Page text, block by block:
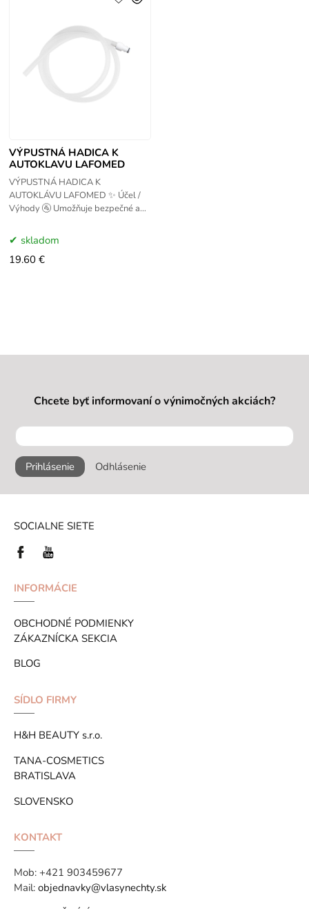
VÝPUSTNÁ HADICA K
AUTOKLAVU LAFOMED
VÝPUSTNÁ HADICA K
AUTOKLÁVU LAFOMED ✨ Účel /
Výhody 🚰 Umožňuje bezpečné a
autoklávu Lafomed ♻️
Zjednodušuje
skladom
19.60 €
Chcete byť informovaní o výnimočných akciách?
Prihlásenie Odhlásenie
SOCIALNE SIETE
INFORMÁCIE
OBCHODNÉ PODMIENKY
ZÁKAZNÍCKA SEKCIA
BLOG
SÍDLO FIRMY
H&H BEAUTY s.r.o.
TANA-COSMETICS
BRATISLAVA
SLOVENSKO
KONTAKT
Mob: +421 903459677
Mail: objednavky@vlasynechty.sk